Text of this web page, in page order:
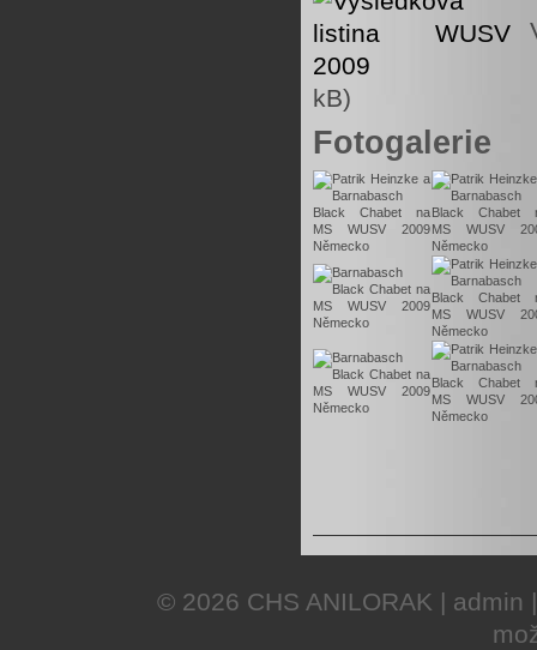
kB)
Fotogalerie
© 2026 CHS ANILORAK | admin